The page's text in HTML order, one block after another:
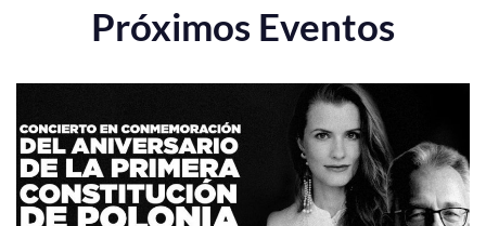
Próximos Eventos